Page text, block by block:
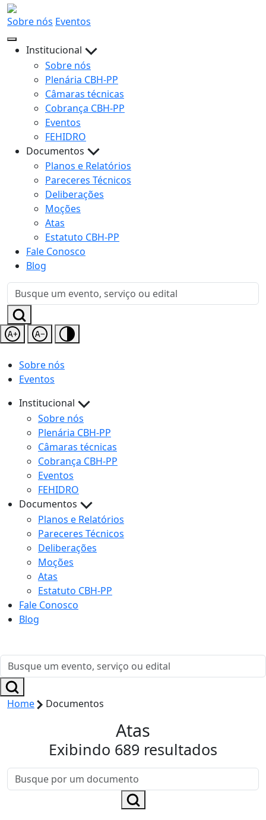
Sobre nós Eventos
Institucional
Sobre nós
Plenária CBH-PP
Câmaras técnicas
Cobrança CBH-PP
Eventos
FEHIDRO
Documentos
Planos e Relatórios
Pareceres Técnicos
Deliberações
Moções
Atas
Estatuto CBH-PP
Fale Conosco
Blog
Sobre nós
Eventos
Institucional
Sobre nós
Plenária CBH-PP
Câmaras técnicas
Cobrança CBH-PP
Eventos
FEHIDRO
Documentos
Planos e Relatórios
Pareceres Técnicos
Deliberações
Moções
Atas
Estatuto CBH-PP
Fale Conosco
Blog
Home Documentos
Atas
Exibindo 689 resultados